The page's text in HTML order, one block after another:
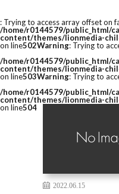
: Trying to access array offset on
/home/r0144579/public_html/
content/themes/lionmedia-
on line502Warning: Trying to
/home/r0144579/public_html/
content/themes/lionmedia-
on line503Warning: Trying to
/home/r0144579/public_html/
content/themes/lionmedia-
on line504
2022.06.15